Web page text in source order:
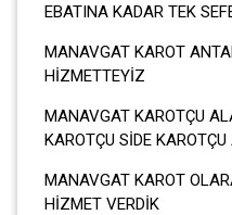
EBATINA KADAR TEK
MANAVGAT KAROT
HİZMETTEYİZ
MANAVGAT KAROTÇU
KAROTÇU SİDE
MANAVGAT KAROT
HİZMET VERDİK